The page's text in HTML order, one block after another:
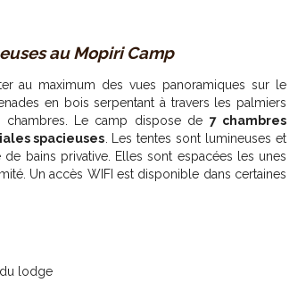
au Mopiri Camp
au maximum des vues panoramiques sur le
en bois serpentant à travers les palmiers
Le camp dispose de 7 chambres
spacieuses . Les tentes sont lumineuses et
bains privative. Elles sont espacées les unes
Un accès WIFI est disponible dans certaines
du lodge